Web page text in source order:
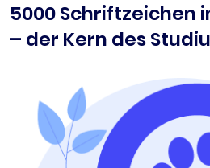
5000 Schriftzeichen
– der Kern des